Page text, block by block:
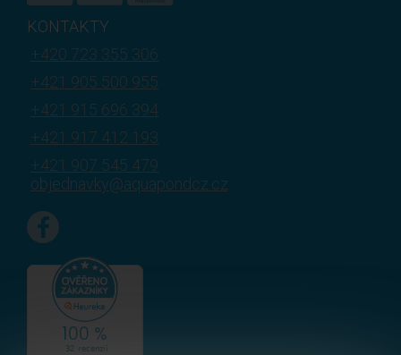
KONTAKTY
+420 723 355 306
+421 905 500 955
+421 915 696 394
+421 917 412 193
+421 907 545 479
objednavky@aquapondcz.cz